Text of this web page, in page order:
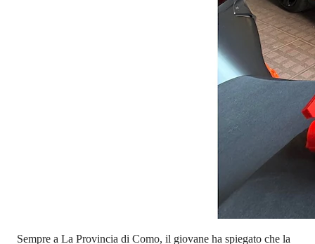
Sempre a La Provincia di Como, il giovane ha spiegato che la